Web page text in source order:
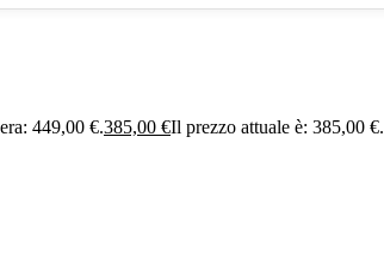
449,00 €.385,00 €Il prezzo attuale è: 385,00 €.